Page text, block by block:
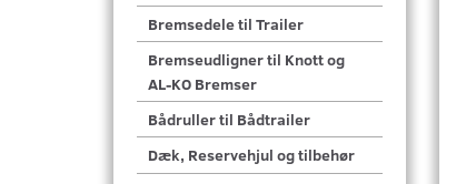
Bremsedele til Trailer
Bremseudligner til Knott og
AL-KO Bremser
Bådruller til Bådtrailer
Dæk, Reservehjul og tilbehør